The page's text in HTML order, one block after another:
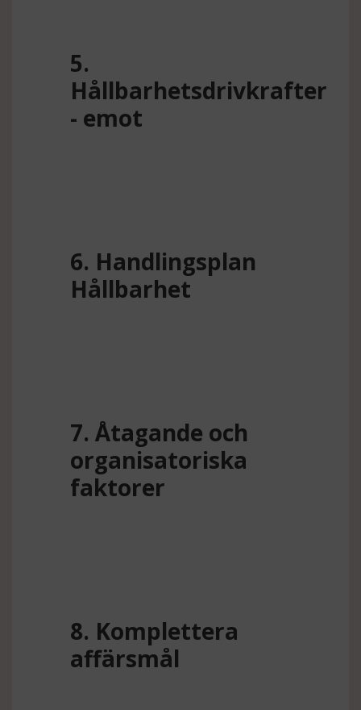
5.
Hållbarhetsdrivkrafter
- emot
6. Handlingsplan
Hållbarhet
7. Åtagande och
organisatoriska
faktorer
8. Komplettera
affärsmål